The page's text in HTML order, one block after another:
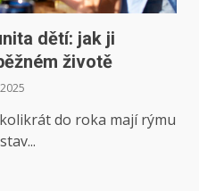
dětí: jak ji
životě
do roka mají rýmu